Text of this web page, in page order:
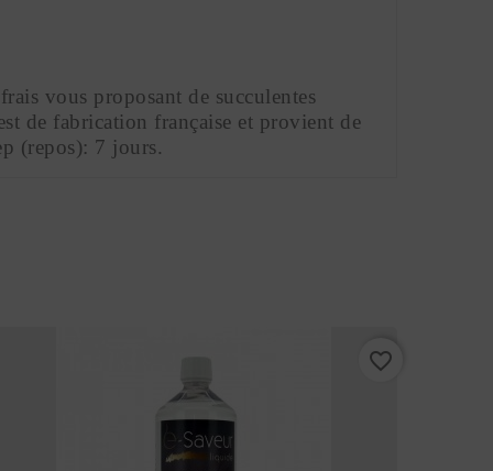
vous proposant de succulentes
de fabrication française et provient de
(repos): 7 jours.
favorite_border